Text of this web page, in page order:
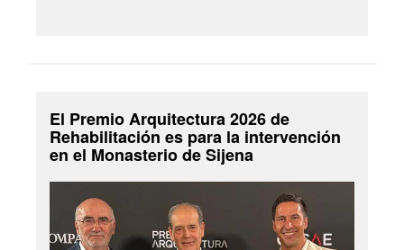
El Premio Arquitectura 2026 de
Rehabilitación es para la intervención
en el Monasterio de Sijena